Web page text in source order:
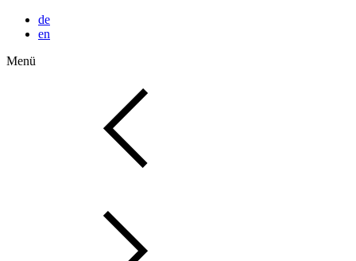
de
en
Menü